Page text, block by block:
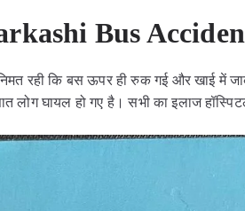
Bus
रही कि बस ऊपर ही रुक गई और खाई में
लोग घायल हो गए है। सभी का इलाज